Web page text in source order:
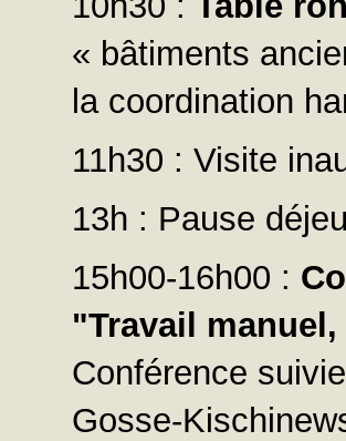
« bâtiments
la coordination
11h30 : Visite
13h : Pause
15h00-16h00 :
"Travail
Conférence
Gosse-